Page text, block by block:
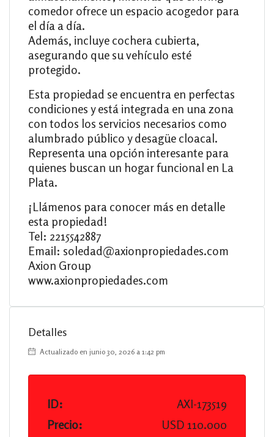
comedor ofrece un espacio acogedor para
el día a día.
Además, incluye cochera cubierta,
asegurando que su vehículo esté
protegido.
Esta propiedad se encuentra en perfectas
condiciones y está integrada en una zona
con todos los servicios necesarios como
alumbrado público y desagüe cloacal.
Representa una opción interesante para
quienes buscan un hogar funcional en La
Plata.
¡Llámenos para conocer más en detalle
esta propiedad!
Tel: 2215542887
Email: soledad@axionpropiedades.com
Axion Group
www.axionpropiedades.com
Detalles
Actualizado en junio 30, 2026 a 1:42 pm
ID:
AXI-173519
Precio:
USD 110.000